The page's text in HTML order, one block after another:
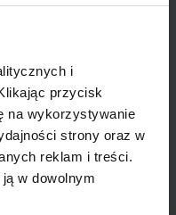
i
przycisk
na wykorzystywanie
strony oraz w
reklam i treści.
w dowolnym